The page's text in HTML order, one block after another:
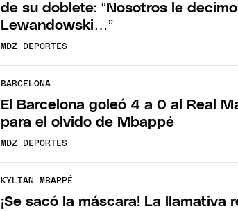
de su doblete: “Nosotros le
Lewandowski…”
MDZ DEPORTES
BARCELONA
El Barcelona goleó 4 a 0 al Real
para el olvido de Mbappé
MDZ DEPORTES
KYLIAN MBAPPÉ
¡Se sacó la máscara! La llamativa